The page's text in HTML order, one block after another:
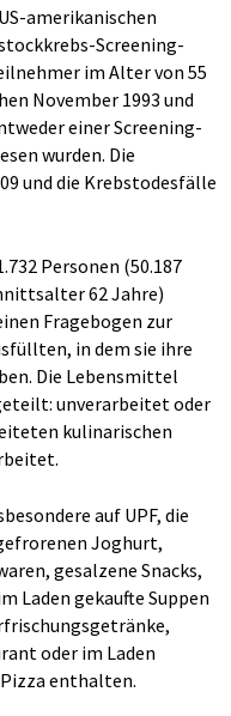
amerikanischen
Screening-
im Alter von 55
November 1993 und
einer Screening-
wurden. Die
und die Krebstodesfälle
Personen (50.187
62 Jahre)
Fragebogen zur
in dem sie ihre
Die Lebensmittel
unverarbeitet oder
kulinarischen
auf UPF, die
Joghurt,
gesalzene Snacks,
Laden gekaufte Suppen
oder im Laden
enthalten.